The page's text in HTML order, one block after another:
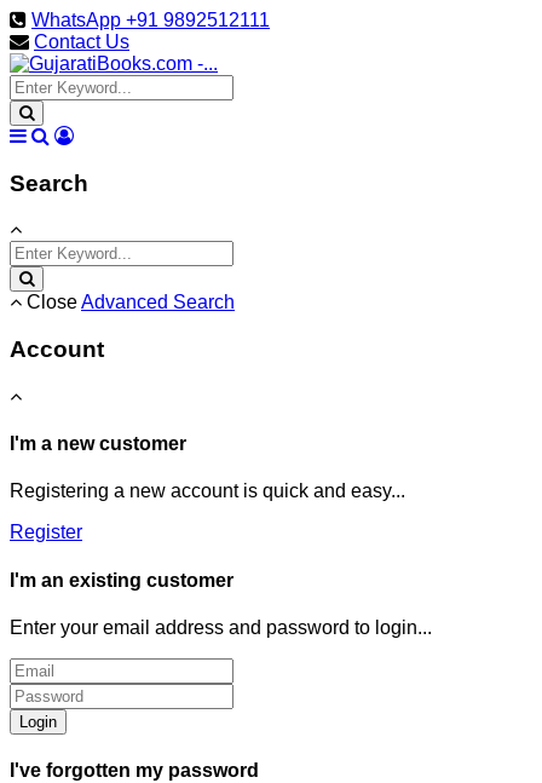
WhatsApp +91 9892512111
Contact Us
Search
CloseAdvanced Search
Account
I'm a new customer
Registering a new account is quick and easy...
Register
I'm an existing customer
Enter your email address and password to login...
Login
I've forgotten my password